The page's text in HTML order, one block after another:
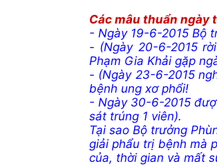
Các mâu thuẩn ngày
- Ngày 19-6-2015 Bộ
- (Ngày 20-6-2015
Phạm Gia Khải gặp
- (Ngày 23-6-2015
bệnh ung xơ phổi!
- Ngày 30-6-2015
sát trúng 1 viên).
Tại sao Bộ trưởng
giải phẩu trị bệnh mà
của, thời gian và mất